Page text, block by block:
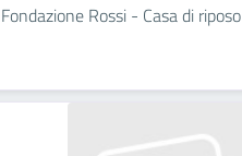
Fondazione Rossi - Casa di riposo